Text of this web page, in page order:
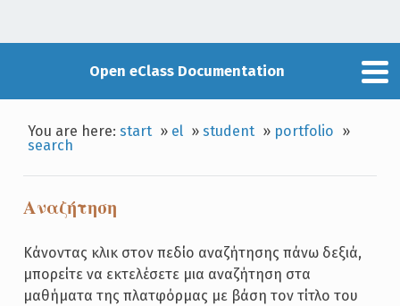
Open eClass Documentation
You are here:start » el »student » portfolio »
search
Αναζήτηση
Κάνοντας κλικ στον πεδίο αναζήτησης πάνω δεξιά,
μπορείτε να εκτελέσετε μια αναζήτηση στα
μαθήματα της πλατφόρμας με βάση τον τίτλο του